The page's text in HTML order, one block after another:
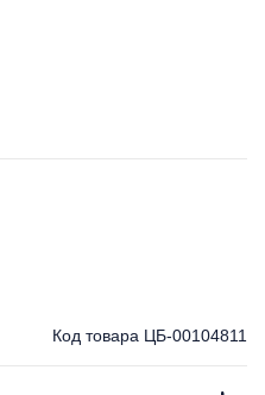
Код товара ЦБ-00104811